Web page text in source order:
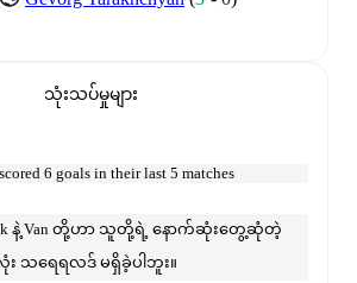
သုံးသပ်မှုများ
6 goals in their last 5 matches
နဲ့ Van တို့ဟာ သူတို့ရဲ့ နောက်ဆုံးတွေ့ဆုံတဲ့
း သရေရလဒ် မရှိခဲ့ပါဘူး။